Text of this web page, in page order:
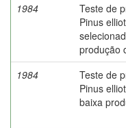
1984
Teste de
Pinus
produção
1984
Teste de
Pinus
baixa